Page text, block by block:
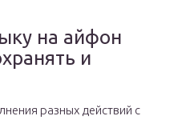
на айфон
и
разных действий с